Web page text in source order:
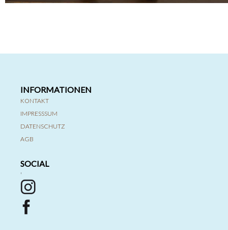
INFORMATIONEN
KONTAKT
IMPRESSSUM
DATENSCHUTZ
AGB
SOCIAL
'